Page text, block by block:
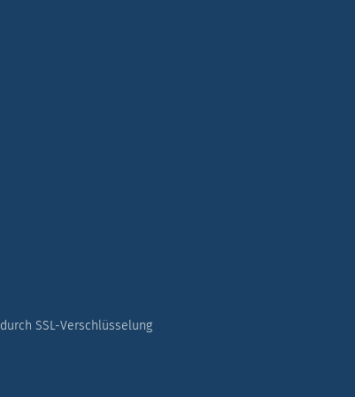
durch SSL-Verschlüsselung